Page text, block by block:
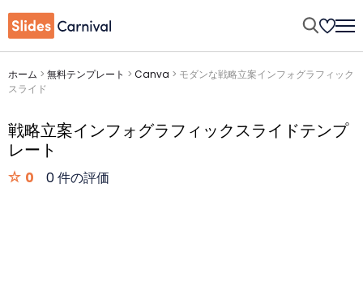
ホーム > 無料テンプレート > Canva > モダンな戦略立案インフォグラフィック
スライド
戦略立案インフォグラフィックスライドテンプ
レート
0 0 件の評価